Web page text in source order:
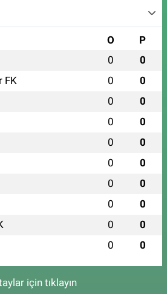
O P
0 0
FK 0 0
0 0
0 0
0 0
0 0
0 0
0 0
0 0
0 0
için tıklayın